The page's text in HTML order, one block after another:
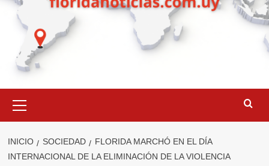
primario
INICIO SOCIEDAD
FLORIDA MARCHÓ EN EL DÍA
INTERNACIONAL DE LA ELIMINACIÓN DE LA VIOLENCIA